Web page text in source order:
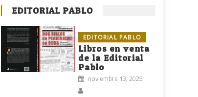
EDITORIAL PABLO
EDITORIAL PABLO
Libros en venta
de la Editorial
Pablo
noviembre 13, 2025